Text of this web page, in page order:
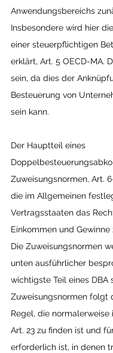
Anwendungsbereichs
Insbesondere wird hier
einer steuerpflichtigen
erklärt, Art. 5 OECD-MA.
sein, da dies der
Besteuerung von
sein kann.
Der Hauptteil eines
Zuweisungsnormen, Art.
die im Allgemeinen
Vertragsstaaten das
Einkommen und Gewinne
Die Zuweisungsnormen
unten ausführlicher
wichtigste Teil eines DBA
Zuweisungsnormen folgt
Regel, die normalerweise
Art. 23 zu finden ist und
erforderlich ist, in denen